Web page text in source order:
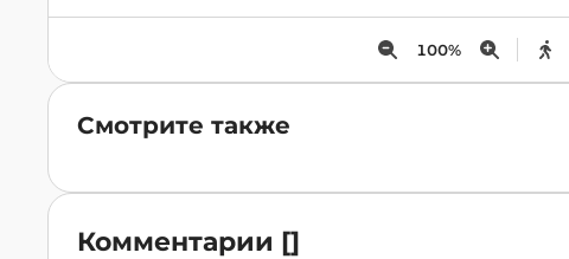
100%
Смотрите также
Комментарии []